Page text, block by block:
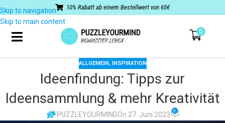
Skip to navigation
Skip to main content
10% Rabatt ab einem Bestellwert von 65€
0
ALLGEMEIN, INSPIRATION
Ideenfindung: Tipps zur
Ideensammlung & mehr Kreativität
PUZZLEYOURMINDOn 27. Juni 2023 0